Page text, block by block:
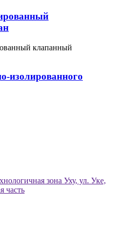
изолированного
зона Уху, ул. Уке,
часть